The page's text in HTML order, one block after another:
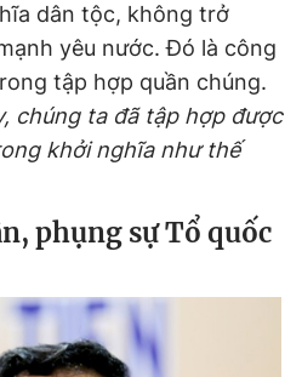
dân tộc, không trở
yêu nước. Đó là công
tập hợp quần chúng.
chúng ta đã tập hợp được
khởi nghĩa như thế
phụng sự Tổ quốc